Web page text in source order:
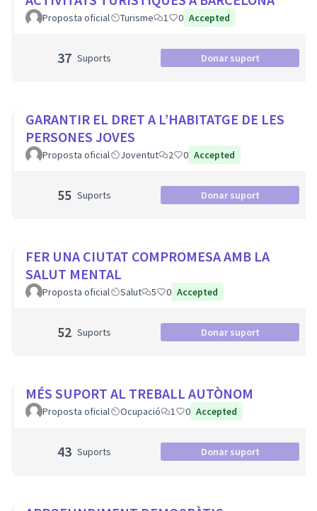
Proposta oficial Turisme 1 0 Accepted
37 Suports Donar suport
GARANTIR EL DRET A L’HABITATGE DE LES
PERSONES JOVES
Proposta oficial Joventut 2 0 Accepted
55 Suports Donar suport
FER UNA CIUTAT COMPROMESA AMB LA
SALUT MENTAL
Proposta oficial Salut 5 0 Accepted
52 Suports Donar suport
MÉS SUPORT AL TREBALL AUTÒNOM
Proposta oficial Ocupació 1 0 Accepted
43 Suports Donar suport